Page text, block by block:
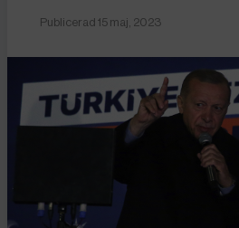
Publicerad 15 maj, 2023